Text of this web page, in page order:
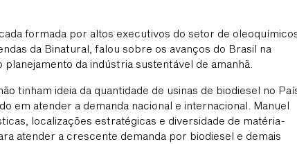
formada por altos executivos do setor de
da Binatural, falou sobre os avanços do Brasil na
da indústria sustentável de amanhã.
tinham ideia da quantidade de usinas de biodiesel no
em atender a demanda nacional e internacional. Manuel
localizações estratégicas e diversidade de matéria-
atender a crescente demanda por biodiesel e demais